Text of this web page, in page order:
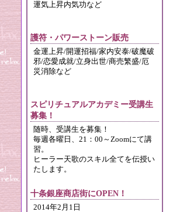
運気上昇内気功など
護符・パワーストーン販売
金運上昇/開運招福/家内安泰/破魔破
邪/恋愛成就/立身出世/商売繁盛/厄
災消除など
スピリチュアルアカデミー受講生
募集！
随時、受講生を募集！
毎週各曜日、21：00～Zoomにて講
習。
ヒーラー天歌のスキル全てを伝授い
たします。
十条銀座商店街にOPEN！
2014年2月1日